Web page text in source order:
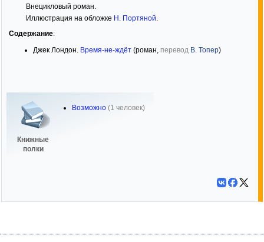
Внецикловый роман.
Иллюстрация на обложке Н. Портяной.
Содержание:
Джек Лондон. Время-не-ждёт (роман, перевод В. Топер)
Книжные
полки
Возможно (1 человек)